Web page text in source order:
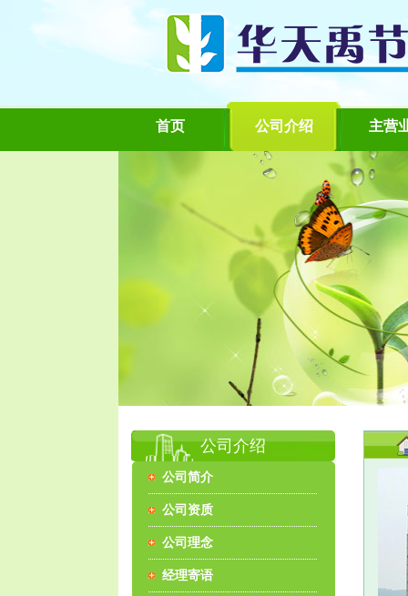
首页 公司介绍 主营
公司介绍
公司简介
公司资质
公司理念
经理寄语